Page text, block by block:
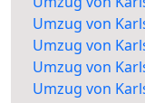
Umzug von
Umzug von
Umzug von
Umzug von